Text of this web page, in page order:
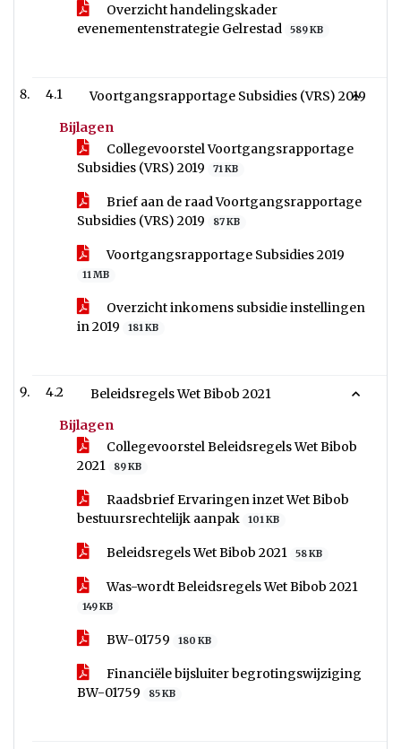
Overzicht handelingskader
evenementenstrategie Gelrestad
589 KB
4.1
Voortgangsrapportage Subsidies (VRS) 2019
Bijlagen
Collegevoorstel Voortgangsrapportage
Subsidies (VRS) 2019
71 KB
Brief aan de raad Voortgangsrapportage
Subsidies (VRS) 2019
87 KB
Voortgangsrapportage Subsidies 2019
11 MB
Overzicht inkomens subsidie instellingen
in 2019
181 KB
4.2
Beleidsregels Wet Bibob 2021
Bijlagen
Collegevoorstel Beleidsregels Wet Bibob
2021
89 KB
Raadsbrief Ervaringen inzet Wet Bibob
bestuursrechtelijk aanpak
101 KB
Beleidsregels Wet Bibob 2021 58 KB
Was-wordt Beleidsregels Wet Bibob 2021
149 KB
BW-01759 180 KB
Financiële bijsluiter begrotingswijziging
BW-01759
85 KB